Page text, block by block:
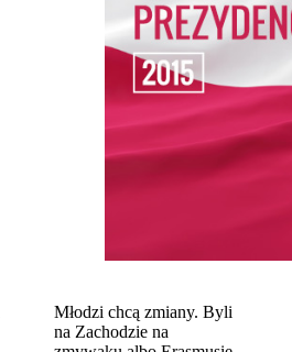
Młodzi chcą zmiany. Byli
na Zachodzie na